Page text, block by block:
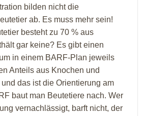
bilden nicht die
ab. Es muss mehr sein!
besteht zu 70 % aus
gar keine? Es gibt einen
in einem BARF-Plan jeweils
Anteils aus Knochen und
und das ist die Orientierung am
baut man Beutetiere nach. Wer
vernachlässigt, barft nicht, der